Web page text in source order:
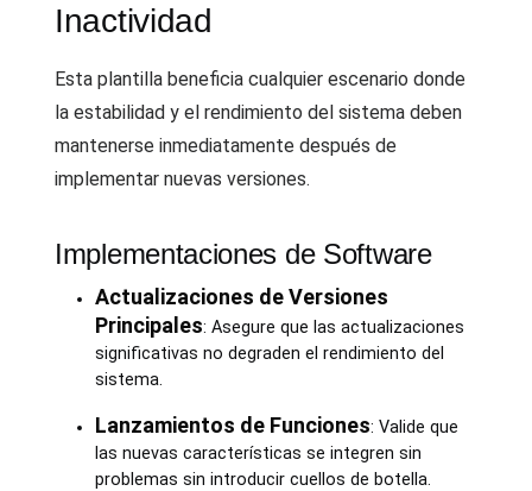
Inactividad
Esta plantilla beneficia cualquier escenario donde
la estabilidad y el rendimiento del sistema deben
mantenerse inmediatamente después de
implementar nuevas versiones.
Implementaciones de Software
Actualizaciones de Versiones
Principales: Asegure que las actualizaciones
significativas no degraden el rendimiento del
sistema.
Lanzamientos de Funciones: Valide que
las nuevas características se integren sin
problemas sin introducir cuellos de botella.